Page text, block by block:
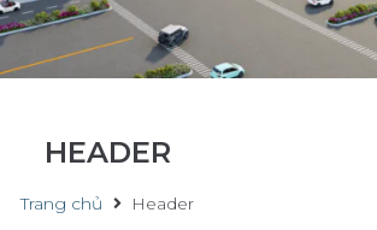
HEADER
Trang chủ Header